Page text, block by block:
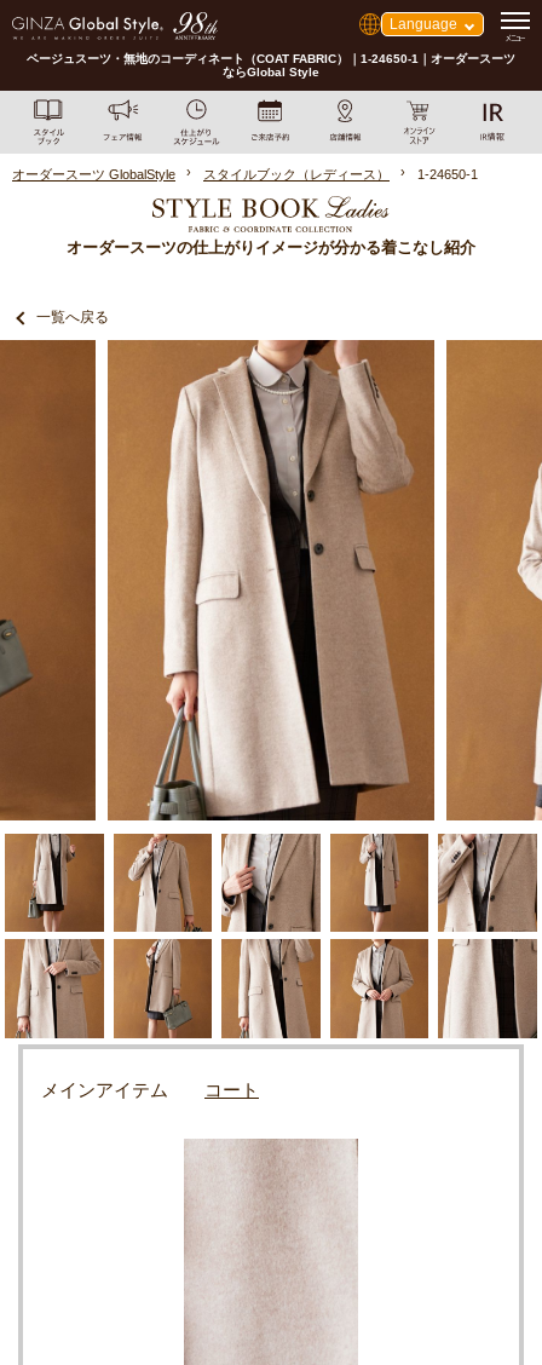
Language
ベージュスーツ・無地のコーディネート（COAT FABRIC）｜1-24650-1｜オーダースーツ
ならGlobal Style
オーダースーツ GlobalStyle スタイルブック（レディース） 1-24650-1
オーダースーツの仕上がりイメージが分かる着こなし紹介
一覧へ戻る
メインアイテム コート